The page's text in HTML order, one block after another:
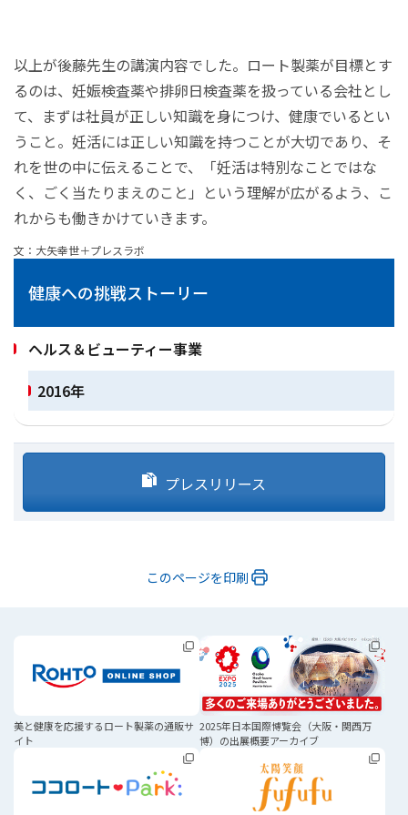
以上が後藤先生の講演内容でした。ロート製薬が目標とす
るのは、妊娠検査薬や排卵日検査薬を扱っている会社とし
て、まずは社員が正しい知識を身につけ、健康でいるとい
うこと。妊活には正しい知識を持つことが大切であり、そ
れを世の中に伝えることで、「妊活は特別なことではな
く、ごく当たりまえのこと」という理解が広がるよう、こ
れからも働きかけていきます。
文：大矢幸世＋プレスラボ
健康への挑戦ストーリー
ヘルス＆ビューティー事業
2016年
プレスリリース
このページを印刷
美と健康を応援するロート製薬の通販サ
イト
2025年日本国際博覧会 （大阪・関西万
博）の出展概要アーカイブ